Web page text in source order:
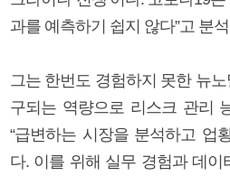
과를 예측하기 쉽지 않다”고 분
그는 한번도 경험하지 못한 뉴
구되는 역량으로 리스크 관리
“급변하는 시장을 분석하고 업
다. 이를 위해 실무 경험과 데이